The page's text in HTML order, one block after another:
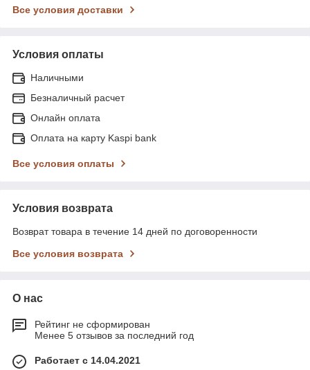
Все условия доставки
Условия оплаты
Наличными
Безналичный расчет
Онлайн оплата
Оплата на карту Kaspi bank
Все условия оплаты
Условия возврата
Возврат товара в течение 14 дней по договоренности
Все условия возврата
О нас
Рейтинг не сформирован
Менее 5 отзывов за последний год
Работает с 14.04.2021